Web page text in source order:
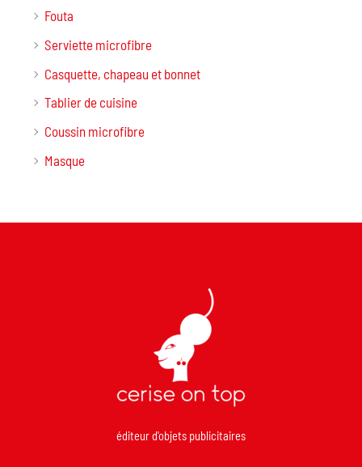
Fouta
Serviette microfibre
Casquette, chapeau et bonnet
Tablier de cuisine
Coussin microfibre
Masque
éditeur d'objets publicitaires